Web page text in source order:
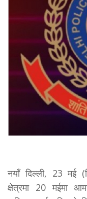
नयाँ दिल्ली, 23 मई
क्षेत्रमा 20 मईमा